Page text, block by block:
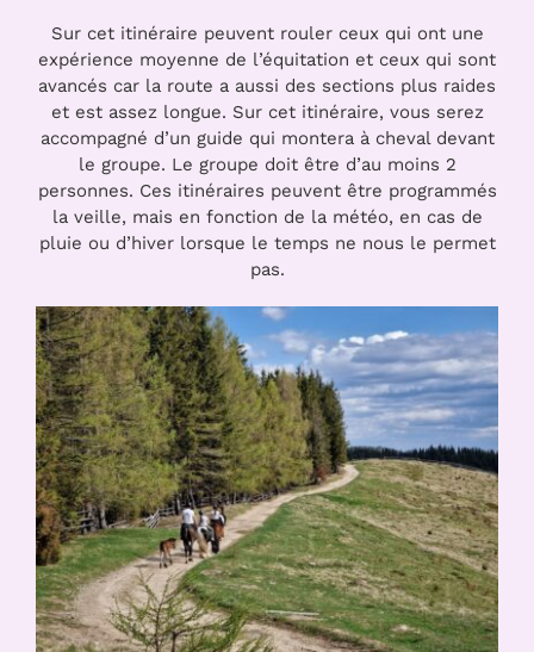
Sur cet itinéraire peuvent rouler ceux qui ont une
expérience moyenne de l’équitation et ceux qui sont
avancés car la route a aussi des sections plus raides
et est assez longue. Sur cet itinéraire, vous serez
accompagné d’un guide qui montera à cheval devant
le groupe. Le groupe doit être d’au moins 2
personnes. Ces itinéraires peuvent être programmés
la veille, mais en fonction de la météo, en cas de
pluie ou d’hiver lorsque le temps ne nous le permet
pas.